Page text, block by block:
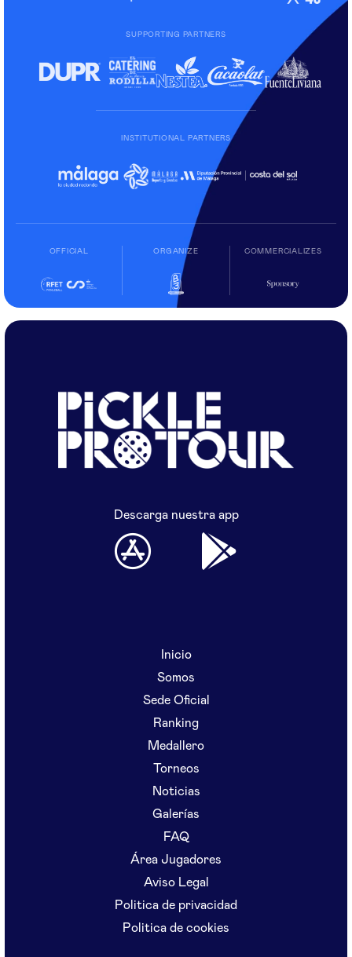
SUPPORTING PARTNERS
INSTITUTIONAL PARTNERS
OFFICIAL ORGANIZE COMMERCIALIZES
Descarga nuestra app
Inicio
Somos
Sede Oficial
Ranking
Medallero
Torneos
Noticias
Galerías
FAQ
Área Jugadores
Aviso Legal
Politica de privacidad
Politica de cookies